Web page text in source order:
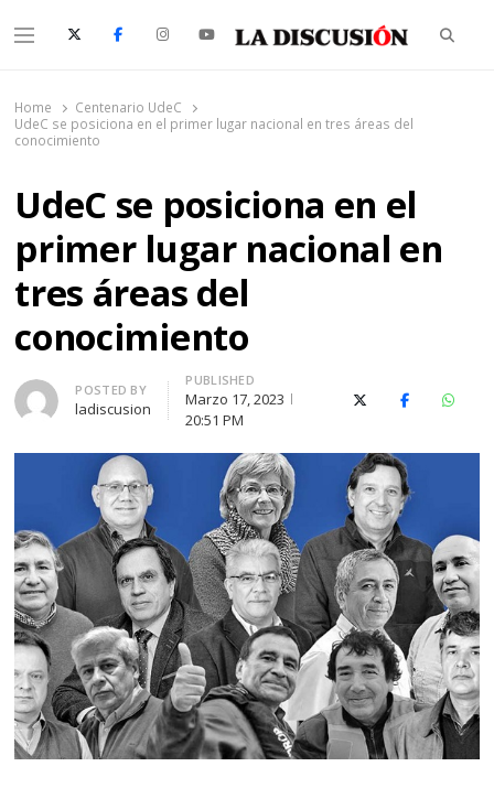
Menu
Home
Centenario UdeC
UdeC se posiciona en el primer lugar nacional en tres áreas del
conocimiento
UdeC se posiciona en el
primer lugar nacional en
tres áreas del
conocimiento
Author
POSTED BY
ladiscusion
PUBLISHED
Marzo 17, 2023
20:51 PM
X (Twitter)Facebook